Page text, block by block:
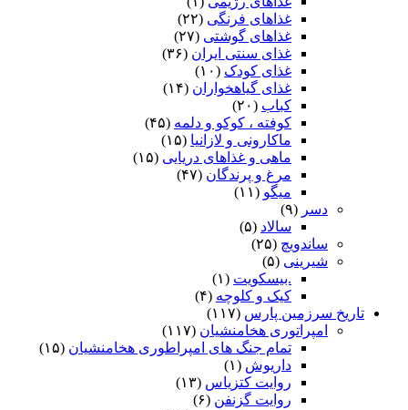
ز اسپ اندر آمد بدید آن سراى
جهاندار را سست شد دست و پاى‏
همه خانه سرگین بد از گوسفند
یکى طاق بر پاى و جاى بلند
بدو گفت چیزى ز بهر نشست
فراز آور اى مرد مهمان پرست‏
چنین داد پاسخ که بر میزبان
بخیره چرا خندى اى مرزبان‏
گر افگندنى هیچ بودى مرا
مگر مرد مهمان ستودى مرا
نه افگندنى هست و نه خوردنى
نه پوشیدنى و نه گستردنى‏
بجاى دگر خانه جویى رواست
غذاهای فرنگی (۲۲)
غذاهای گوشتی (۲۷)
غذای سنتی ایران (۳۶)
غذای کودک (۱۰)
غذای گیاهخواران (۱۴)
کباب (۲۰)
کوفته ، کوکو و دلمه (۴۵)
ماکارونی و لازانیا (۱۵)
ماهی و غذاهای دریایی (۱۵)
مرغ و پرندگان (۴۷)
میگو (۱۱)
دسر (۹)
سالاد (۵)
ساندویچ (۲۵)
شیرینی (۵)
.بیسکویت (۱)
کیک و کلوچه (۴)
تاریخ سرزمین پارس (۱۱۷)
امپراتوری هخامنشیان (۱۱۷)
تمام جنگ های امپراطوری هخامنشیان (۱۵)
داریوش (۱)
روایت کتزیاس (۱۳)
روایت گزنفن (۶)